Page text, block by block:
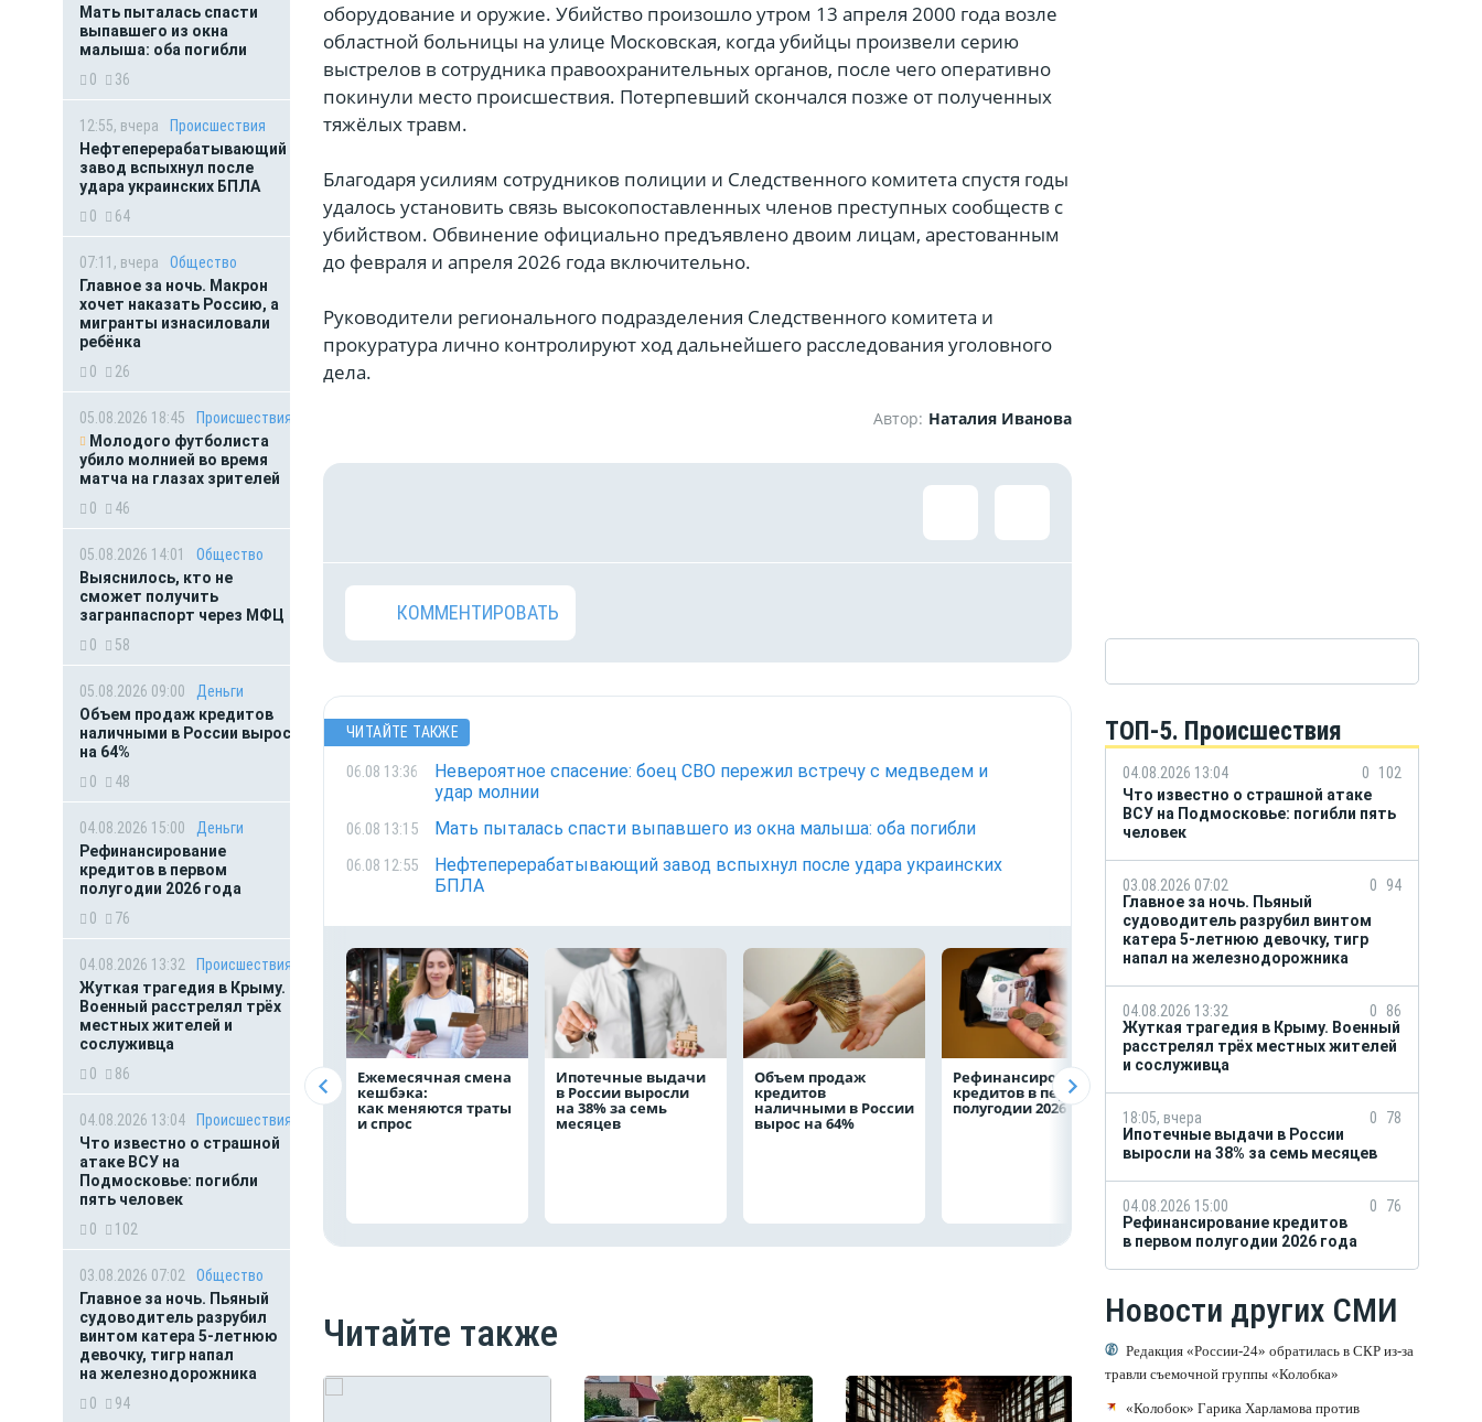
Мать пыталась спасти
выпавшего из окна
малыша: оба погибли
0
36
12:55, вчера
Происшествия
Нефтеперерабатывающий
завод вспыхнул после
удара украинских БПЛА
0
64
07:11, вчера
Общество
Главное за ночь. Макрон
хочет наказать Россию, а
мигранты изнасиловали
ребёнка
0
26
05.08.2026 18:45
Происшествия
Молодого футболиста
убило молнией во время
матча на глазах зрителей
0
46
05.08.2026 14:01
Общество
Выяснилось, кто не
сможет получить
загранпаспорт через МФЦ
0
58
05.08.2026 09:00
Деньги
Объем продаж кредитов
наличными в России вырос
на 64%
0
48
04.08.2026 15:00
Деньги
Рефинансирование
кредитов в первом
полугодии 2026 года
0
76
04.08.2026 13:32
Происшествия
Жуткая трагедия в Крыму.
Военный расстрелял трёх
местных жителей и
сослуживца
0
86
04.08.2026 13:04
Происшествия
Что известно о страшной
атаке ВСУ на
Подмосковье: погибли
пять человек
0
102
03.08.2026 07:02
Общество
Главное за ночь. Пьяный
судоводитель разрубил
винтом катера 5-летнюю
девочку, тигр напал
на железнодорожника
0
94
оборудование и оружие. Убийство произошло утром 13 апреля 2000 года возле
областной больницы на улице Московская, когда убийцы произвели серию
выстрелов в сотрудника правоохранительных органов, после чего оперативно
покинули место происшествия. Потерпевший скончался позже от полученных
тяжёлых травм.
Благодаря усилиям сотрудников полиции и Следственного комитета спустя годы
удалось установить связь высокопоставленных членов преступных сообществ с
убийством. Обвинение официально предъявлено двоим лицам, арестованным
до февраля и апреля 2026 года включительно.
Руководители регионального подразделения Следственного комитета и
прокуратура лично контролируют ход дальнейшего расследования уголовного
дела.
Автор: Наталия Иванова
КОММЕНТИРОВАТЬ
ЧИТАЙТЕ ТАКЖЕ
06.08 13:36
Невероятное спасение: боец СВО пережил встречу с медведем и
удар молнии
06.08 13:15 Мать пыталась спасти выпавшего из окна малыша: оба погибли
06.08 12:55
Нефтеперерабатывающий завод вспыхнул после удара украинских
БПЛА
Ежемесячная смена
кешбэка:
как меняются траты
и спрос
Ипотечные выдачи
в России выросли
на 38% за семь
месяцев
Объем продаж
кредитов
наличными в России
вырос на 64%
Рефинансирование
кредитов в первом
полугодии 2026 года
ВТБ предоставит 4,9
млрд рублей
на строительство
складских
комплексов
леопарда
шесть раз
Читайте также
ТОП-5. Происшествия
04.08.2026 13:04 0
102
Что известно о страшной атаке
ВСУ на Подмосковье: погибли пять
человек
03.08.2026 07:02 0
94
Главное за ночь. Пьяный
судоводитель разрубил винтом
катера 5-летнюю девочку, тигр
напал на железнодорожника
04.08.2026 13:32 0
86
Жуткая трагедия в Крыму. Военный
расстрелял трёх местных жителей
и сослуживца
18:05, вчера 0
78
Ипотечные выдачи в России
выросли на 38% за семь месяцев
04.08.2026 15:00 0
76
Рефинансирование кредитов
в первом полугодии 2026 года
Новости других СМИ
Редакция «России-24» обратилась в СКР из-за
травли съемочной группы «Колобка»
«Колобок» Гарика Харламова против